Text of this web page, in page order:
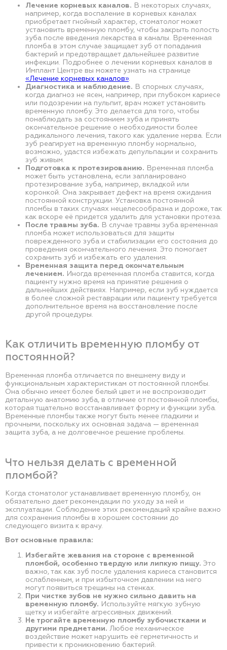
Лечение корневых каналов. В некоторых случаях,
например, когда воспаление в корневых каналах
приобретает гнойный характер, стоматолог может
установить временную пломбу, чтобы закрыть полость
зуба после введения лекарства в каналы. Временная
пломба в этом случае защищает зуб от попадания
бактерий и предотвращает дальнейшее развитие
инфекции. Подробнее о лечении корневых каналов в
Имплант Центре вы можете узнать на странице
«Лечение корневых каналов».
Диагностика и наблюдение. В спорных случаях,
когда диагноз не ясен, например, при глубоком кариесе
или подозрении на пульпит, врач может установить
временную пломбу. Это делается для того, чтобы
понаблюдать за состоянием зуба и принять
окончательное решение о необходимости более
радикального лечения, такого как удаление нерва. Если
зуб реагирует на временную пломбу нормально,
возможно, удастся избежать депульпации и сохранить
зуб живым.
Подготовка к протезированию. Временная пломба
может быть установлена, если запланировано
протезирование зуба, например, вкладкой или
коронкой. Она закрывает дефект на время ожидания
постоянной конструкции. Установка постоянной
пломбы в таких случаях нецелесообразна и дороже, так
как вскоре её придется удалить для установки протеза.
После травмы зуба. В случае травмы зуба временная
пломба может использоваться для защиты
поврежденного зуба и стабилизации его состояния до
проведения окончательного лечения. Это помогает
сохранить зуб и избежать его удаления.
Временная защита перед окончательным
лечением. Иногда временная пломба ставится, когда
пациенту нужно время на принятие решения о
дальнейших действиях. Например, если зуб нуждается
в более сложной реставрации или пациенту требуется
дополнительное время на восстановление после
другой процедуры.
Как отличить временную пломбу от
постоянной?
Временная пломба отличается по внешнему виду и
функциональным характеристикам от постоянной пломбы.
Она обычно имеет более белый цвет и не воспроизводит
детальную анатомию зуба, в отличие от постоянной пломбы,
которая тщательно восстанавливает форму и функции зуба.
Временные пломбы также могут быть менее гладкими и
прочными, поскольку их основная задача — временная
защита зуба, а не долговечное решение проблемы.
Что нельзя делать с временной
пломбой?
Когда стоматолог устанавливает временную пломбу, он
обязательно дает рекомендации по уходу за ней и
эксплуатации. Соблюдение этих рекомендаций крайне важно
для сохранения пломбы в хорошем состоянии до
следующего визита к врачу.
Вот основные правила:
Избегайте жевания на стороне с временной
пломбой, особенно твердую или липкую пищу. Это
важно, так как зуб после удаления кариеса становится
ослабленным, и при избыточном давлении на него
могут появиться трещины на стенках.
При чистке зубов не нужно сильно давить на
временную пломбу. Используйте мягкую зубную
щетку и избегайте агрессивных движений.
Не трогайте временную пломбу зубочистками и
другими предметами. Любое механическое
воздействие может нарушить её герметичность и
привести к проникновению бактерий.